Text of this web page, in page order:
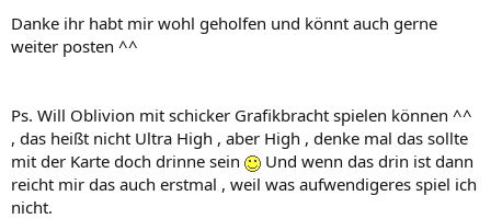
Danke ihr habt mir wohl geholfen und könnt auch gerne
weiter posten ^^
Ps. Will Oblivion mit schicker Grafikbracht spielen können ^^
, das heißt nicht Ultra High , aber High , denke mal das sollte
mit der Karte doch drinne sein
Und wenn das drin ist dann
reicht mir das auch erstmal , weil was aufwendigeres spiel ich
nicht.